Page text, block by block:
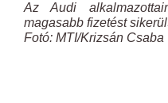
Az Audi
magasabb fizetést
Fotó: MTI/Krizsán Csaba